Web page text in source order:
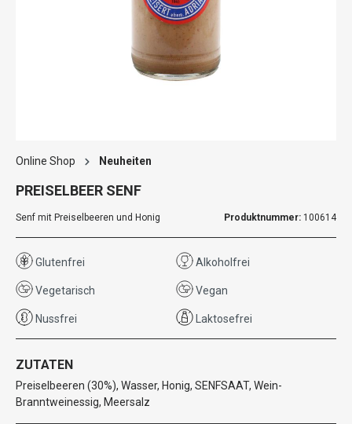
Online Shop Neuheiten
PREISELBEER SENF
Senf mit Preiselbeeren und Honig Produktnummer: 100614
Glutenfrei Alkoholfrei
Vegetarisch Vegan
Nussfrei Laktosefrei
ZUTATEN
Preiselbeeren (30%), Wasser, Honig, SENFSAAT, Wein-
Branntweinessig, Meersalz